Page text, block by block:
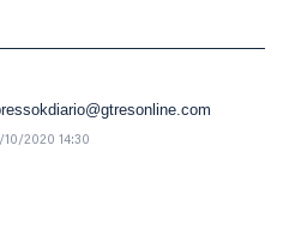
10/2020 14:30